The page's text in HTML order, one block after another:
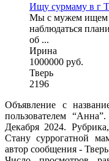
Ищу сурмаму в г
Мы с мужем ищем
наблюдаться
об ...
Ирина
1000000 руб.
Тверь
2196
Объявление с
пользователем
Декабря 2024.
Cтану суррогатной
автор сообщения -